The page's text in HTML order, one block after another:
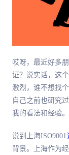
哎呀，最近好多
证？说实话，这
激烈，谁不想找
自己之前也研究
我的看法和经验。
说到上海ISO9001
背景。上海作为